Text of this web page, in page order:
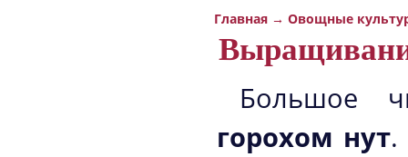
Главная → Овощные
Большое
горохом нут.